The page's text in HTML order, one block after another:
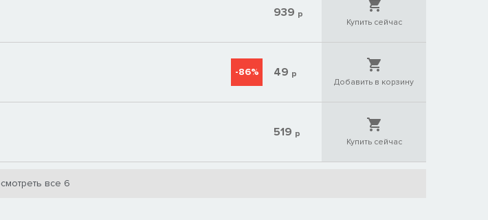
939 р
Купить сейчас
-86% 49 р
Добавить в корзину
519 р
Купить сейчас
все 6